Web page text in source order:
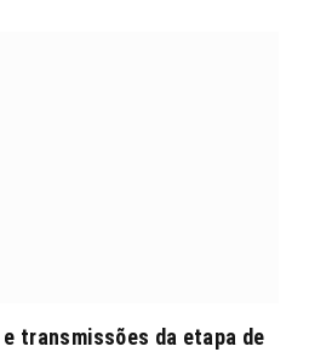
transmissões da etapa de